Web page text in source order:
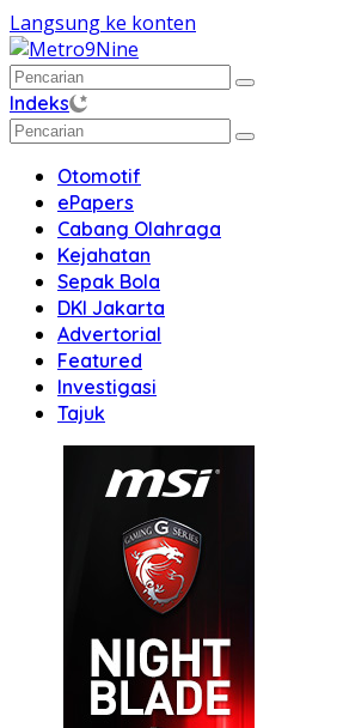
Langsung ke konten
Indeks
Otomotif
ePapers
Cabang Olahraga
Kejahatan
Sepak Bola
DKI Jakarta
Advertorial
Featured
Investigasi
Tajuk